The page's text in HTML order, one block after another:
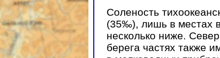
Соленость
(35‰), лишь в местах
несколько ниже.
берега частях также